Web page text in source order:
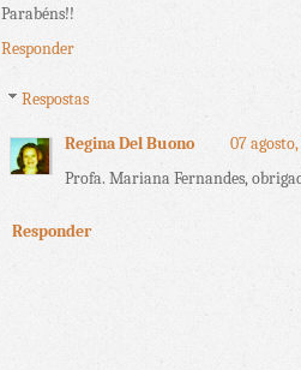
Parabéns!!
Responder
Respostas
Regina Del Buono
07
Profa. Mariana Fernandes,
Responder